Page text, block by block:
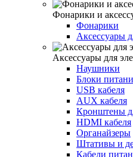
Фонарики и
Фонарики
Аксессуары
Аксессуары для
Наушники
Блоки
USB кабеля
AUX кабеля
Кронштены
HDMI кабеля
Органайзеры
Штативы и
Кабели